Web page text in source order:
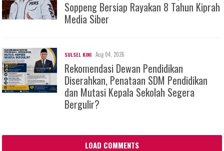
Soppeng Bersiap Rayakan 8 Tahun Kiprah
Media Siber
SULSEL KINI Aug 04, 2026
Rekomendasi Dewan Pendidikan
Diserahkan, Penataan SDM Pendidikan
dan Mutasi Kepala Sekolah Segera
Bergulir?
LOAD COMMENTS